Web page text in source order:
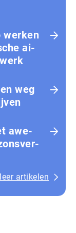
werken
ai-
weg
awe-
artikelen